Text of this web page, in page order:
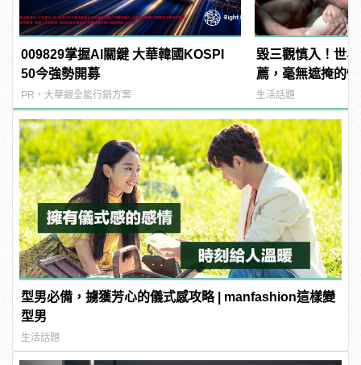
009829掌握AI關鍵 大華韓國KOSPI
50今強勢開募
PR・大華銀全能行銷方案
毀三觀慎入！世
薦，毫無遮掩的
噁心到極致！ |
男
生活話題
型男必備，擄獲芳心的儀式感攻略 | manfashion這樣變
型男
生活話題